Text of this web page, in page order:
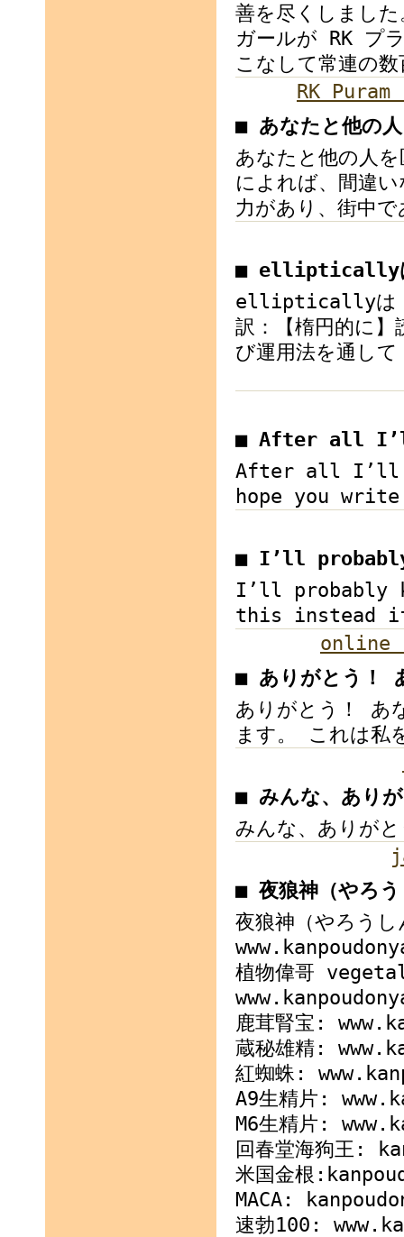
善を尽くしまし
ガールが RK プ
こなして常連の
RK
■ あなたと他の
あなたと他の人
によれば、間違
力があり、街中
■ ellipticallyは
ellipticallyは【
訳：【楕円的に
び運用法を通し
■ After all I’ll
After all I’ll
hope you
■ I’ll
I’ll probably
this instead
online
■ ありがとう！
ありがとう！ あ
ます。 これは私
■ みんな、あり
みんな、ありが
■ 夜狼神（やろ
夜狼神（やろう
植物偉哥
鹿茸腎宝:
蔵秘雄精:
紅蜘蛛:
A9生精片:
M6生精片:
回春堂海狗王:
米国金根
MACA:
速勃100: